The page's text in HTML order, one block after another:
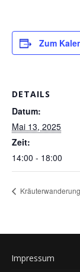
Zum
DETAILS
Datum:
Mai 13, 2025
Zeit:
14:00 - 18:00
Impressum